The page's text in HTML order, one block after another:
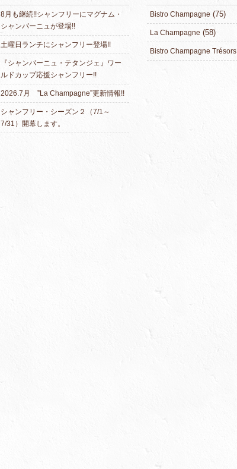
8月も継続!!シャンフリーにマグナム・
シャンパーニュが登場!!
土曜日ランチにシャンフリー登場!!
『シャンパーニュ・テタンジェ』ワー
ルドカップ応援シャンフリー!!
2026.7月 ”La Champagne”更新情報!!
シャンフリー・シーズン２（7/1～
7/31）開幕します。
Bistro Champagne (75)
La Champagne (58)
Bistro Champagne Trésors